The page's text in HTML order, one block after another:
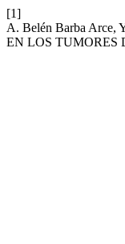
[1]
A. Belén Barba Arce,
EN LOS TUMORES